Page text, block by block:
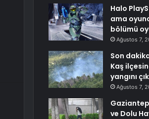
Halo
ama
bölümü
Ağustos 7,
Son
Kaş
yangını
Ağustos 7,
ve Dolu